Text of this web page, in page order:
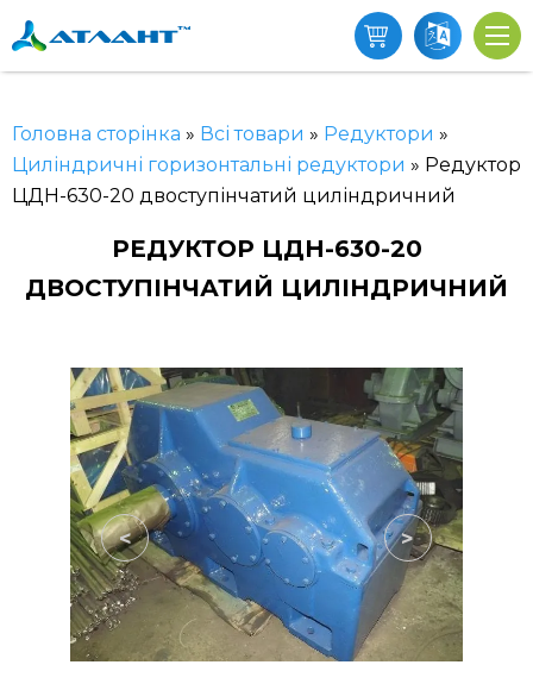
Головна сторінка » Всі товари » Редуктори »
Циліндричні горизонтальні редуктори » Редуктор
ЦДН-630-20 двоступінчатий циліндричний
РЕДУКТОР ЦДН-630-20
ДВОСТУПІНЧАТИЙ ЦИЛІНДРИЧНИЙ
< >